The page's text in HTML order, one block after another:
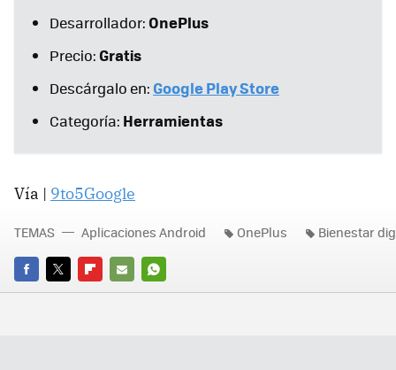
Desarrollador:OnePlus
Precio:Gratis
Descárgalo en: Google Play Store
Categoría: Herramientas
Vía | 9to5Google
FACEBOOK
TWITTERFLIPBOARD
E-
WHATSAPP
TEMAS Aplicaciones Android OnePlus Bienestar